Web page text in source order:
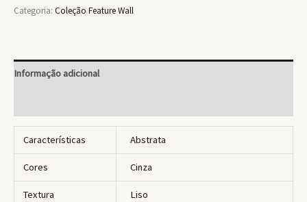
Categoria: Coleção Feature Wall
Informação adicional
Características Abstrata
Cores Cinza
Textura Liso